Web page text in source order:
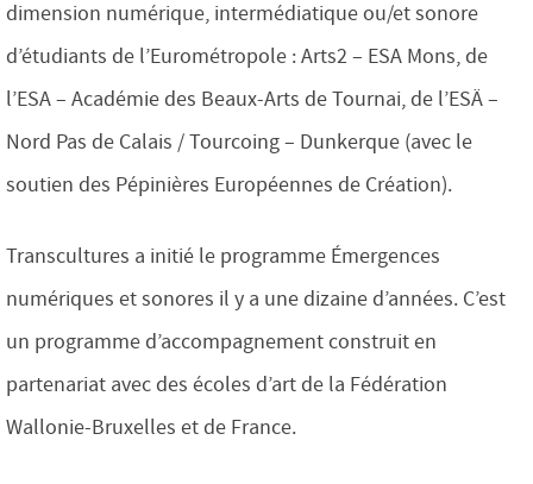
dimension numérique, intermédiatique ou/et sonore
d’étudiants de l’Eurométropole : Arts2 – ESA Mons, de
l’ESA – Académie des Beaux-Arts de Tournai, de l’ESÄ –
Nord Pas de Calais / Tourcoing – Dunkerque (avec le
soutien des Pépinières Européennes de Création).
Transcultures a initié le programme Émergences
numériques et sonores il y a une dizaine d’années. C’est
un programme d’accompagnement construit en
partenariat avec des écoles d’art de la Fédération
Wallonie-Bruxelles et de France.